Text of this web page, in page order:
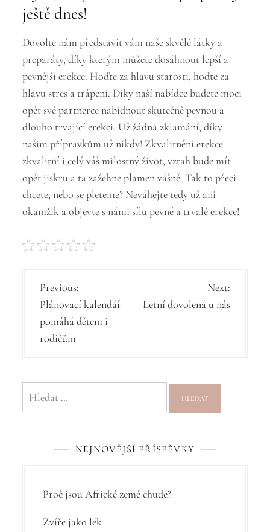
ještě dnes!
Dovolte nám představit vám naše skvělé látky a
preparáty, díky kterým můžete dosáhnout lepší a
pevnější erekce. Hoďte za hlavu starosti, hoďte za
hlavu stres a trápení. Díky naší nabídce budete moci
opět své partnerce nabídnout skutečně pevnou a
dlouho trvající erekci. Už žádná zklamání, díky
našim přípravkům už nikdy! Zkvalitnění erekce
zkvalitní i celý váš milostný život, vztah bude mít
opět jiskru a ta zažehne plamen vášně. Tak to přeci
chcete, nebo se pleteme? Neváhejte tedy už ani
okamžik a objevte s námi sílu pevné a trvalé erekce!
N
a
v
a
c
o
p
Previous:
Plánovací kalendář
pomáhá dětem i
rodičům
Next:
Letní dovolená u nás
Vyhledávání
NEJNOVĚJŠÍ PŘÍSPĚVKY
Proč jsou Africké země chudé?
Zvíře jako lék